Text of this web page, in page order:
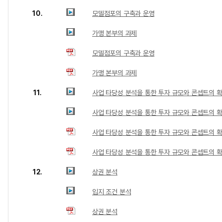
10. 모델점포의 구축과 운영
가맹 본부의 과제
모델점포의 구축과 운영
가맹 본부의 과제
11. 사업 타당성 분석을 통한 투자 규모와 콘셉트의
사업 타당성 분석을 통한 투자 규모와 콘셉트의
사업 타당성 분석을 통한 투자 규모와 콘셉트의
사업 타당성 분석을 통한 투자 규모와 콘셉트의
12. 상권 분석
입지 조건 분석
상권 분석